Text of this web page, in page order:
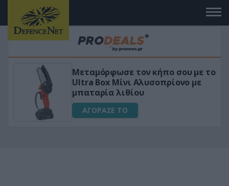
Μεταμόρφωσε τον κήπο σου με το
Ultra Box Μίνι Αλυσοπρίονο με
μπαταρία λιθίου
ΑΓΟΡΑΣΕ ΤΟ